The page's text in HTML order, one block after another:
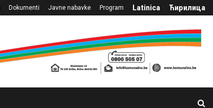
Dokumenti Javne nabavke Program Latinica Ћирилица